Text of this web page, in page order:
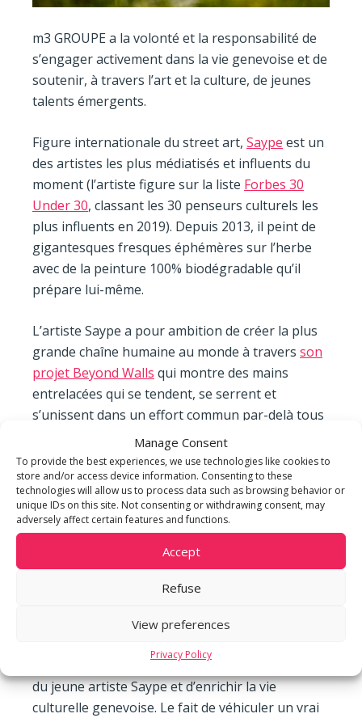
Manage Consent
To provide the best experiences, we use technologies like cookies to
store and/or access device information. Consenting to these
technologies will allow us to process data such as browsing behavior or
unique IDs on this site. Not consenting or withdrawing consent, may
adversely affect certain features and functions.
Accept
Refuse
View preferences
Privacy Policy
m3 GROUPE a la volonté et la responsabilité de
s’engager activement dans la vie genevoise et de
soutenir, à travers l’art et la culture, de jeunes
talents émergents.
Figure internationale du street art, Saype est un
des artistes les plus médiatisés et influents du
moment (l’artiste figure sur la liste Forbes 30
Under 30, classant les 30 penseurs culturels les
plus influents en 2019). Depuis 2013, il peint de
gigantesques fresques éphémères sur l’herbe
avec de la peinture 100% biodégradable qu’il
prépare lui-même.
L’artiste Saype a pour ambition de créer la plus
grande chaîne humaine au monde à travers son
projet Beyond Walls qui montre des mains
entrelacées qui se tendent, se serrent et
s’unissent dans un effort commun par-delà tous
ces murs qui séparent les humains.
Dans le cadre de ce partenariat, il a été imaginé
avec l’artiste de faire passer un message fort en
peignant, au Parc des Bastions, les mains d’une
femme suissesse engagée bénévolement comme
tutrice au sein de l’association
d’Abdallah Chatila au travers desa fondation
« Nous sommes heureux de soutenir ce projet
du jeune artiste Saype et d’enrichir la vie
culturelle genevoise. Le fait de véhiculer un vrai